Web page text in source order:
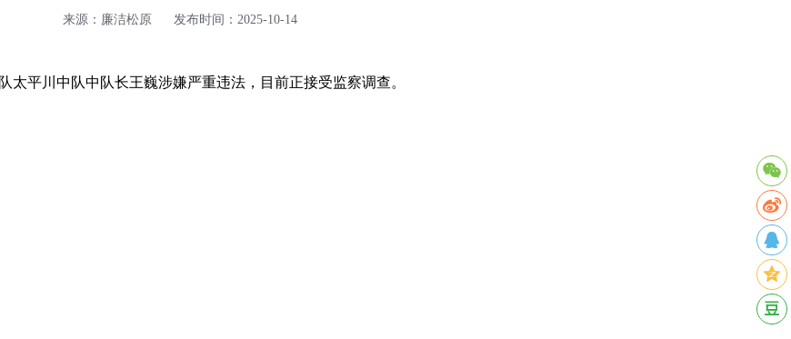
来源：廉洁松原 发布时间：2025-10-14
平川中队中队长王巍涉嫌严重违法，目前正接受监察调查。